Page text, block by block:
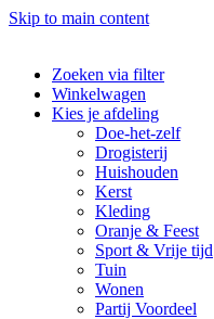
Skip to main content
Zoeken via filter
Winkelwagen
Kies je afdeling
Doe-het-zelf
Drogisterij
Huishouden
Kerst
Kleding
Oranje & Feest
Sport & Vrije tijd
Tuin
Wonen
Partij Voordeel